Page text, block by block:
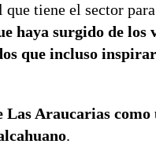
tiene el sector
haya surgido de los
que incluso
Araucarias como
.